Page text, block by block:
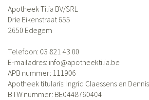
Apotheek Tilia BV/SRL
Drie Eikenstraat 655
2650 Edegem
Telefoon: 03 821 43 00
E-mailadres: info@apotheektilia.be
APB nummer: 111906
Apotheek titularis: Ingrid Claessens en
BTW nummer: BE0448760404